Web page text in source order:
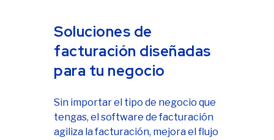
Soluciones de
facturación diseñadas
para tu negocio
Sin importar el tipo de negocio que
tengas, el software de facturación
agiliza la facturación, mejora el flujo